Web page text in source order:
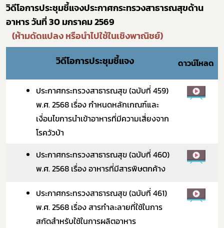
วิดีโอการประชุมชี้แจงประกาศกระทรวงสาธารณสุขด้าน
อาหาร วันที่ 30 มกราคม 2569
(ห้ามดัดแปลง หรือนำไปใช้ในเชิงพาณิชย์)
วิดีโอการประชุมชี้แจง
ดาวน์โหลด
ประกาศกระทรวงสาธารณสุข (ฉบับที่ 459)
พ.ศ. 2568 เรื่อง กำหนดหลักเกณฑ์และ
เงื่อนไขการนำเข้าอาหารที่มีความเสี่ยงจาก
โรควัวบ้า
ประกาศกระทรวงสาธารณสุข (ฉบับที่ 460)
พ.ศ. 2568 เรื่อง อาหารที่มีสารพิษตกค้าง
ประกาศกระทรวงสาธารณสุข (ฉบับที่ 461)
พ.ศ. 2568 เรื่อง สารทำละลายที่ใช้ในการ
สกัดสำหรับใช้ในการผลิตอาหาร